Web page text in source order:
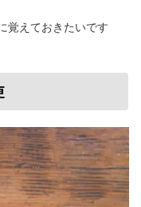
覚えておきたいです